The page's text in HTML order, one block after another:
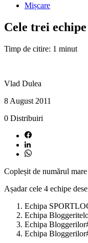
Mișcare
Cele trei
Timp de citire: 1 minut
Vlad Dulea
8 August 2011
0 Distribuiri
Copleșit de numărul
Așadar cele 4 echipe
Echipa
Echipa
Echipa
Echipa